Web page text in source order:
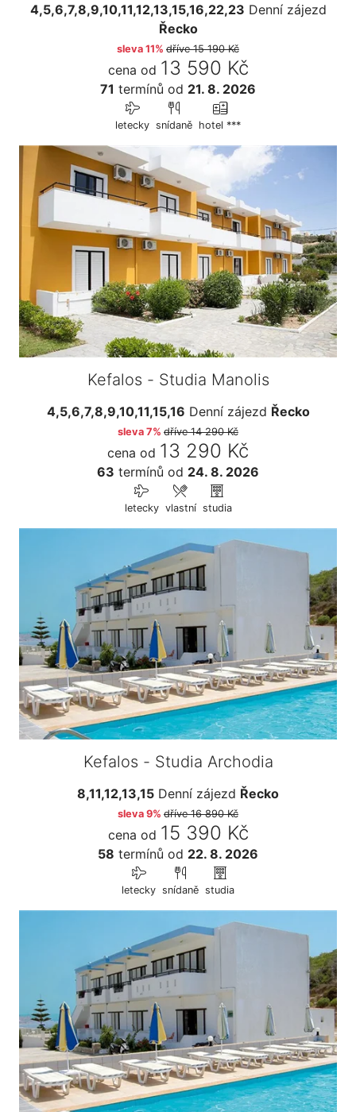
4,5,6,7,8,9,10,11,12,13,15,16,22,23 Denní zájezd
Řecko
sleva 11% dříve15 190 Kč
cena od 13 590 Kč
71 termínů od 21. 8. 2026
letecky snídaně hotel ***
Kefalos - Studia Manolis
4,5,6,7,8,9,10,11,15,16 Denní zájezd Řecko
sleva 7% dříve14 290 Kč
cena od 13 290 Kč
63 termínů od 24. 8. 2026
letecky vlastní studia
Kefalos - Studia Archodia
8,11,12,13,15 Denní zájezd Řecko
sleva 9% dříve16 890 Kč
cena od 15 390 Kč
58 termínů od 22. 8. 2026
letecky snídaně studia